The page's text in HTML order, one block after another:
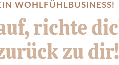
WOHLFÜHLBUSINESS!
richte
zu dir!